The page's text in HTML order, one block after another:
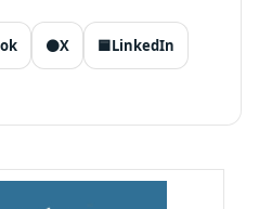
⚫X 🟦LinkedIn